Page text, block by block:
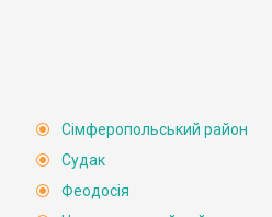
Сімферопольський район
Судак
Феодосія